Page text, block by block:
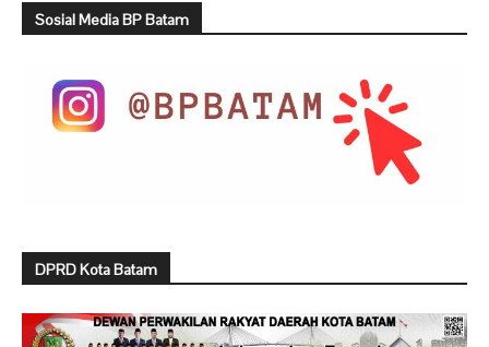
Sosial Media BP Batam
DPRD Kota Batam